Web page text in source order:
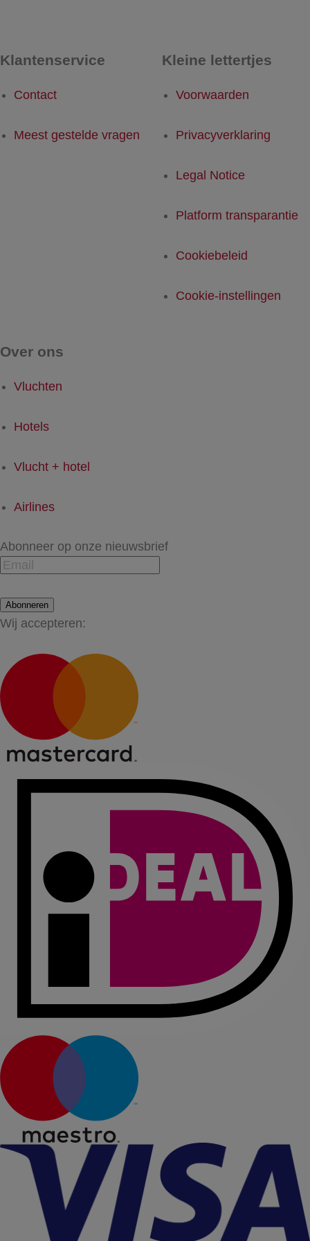
Klantenservice
Contact
Meest gestelde vragen
Kleine lettertjes
Voorwaarden
Privacyverklaring
Legal Notice
Platform transparantie
Cookiebeleid
Cookie-instellingen
Over ons
Vluchten
Hotels
Vlucht + hotel
Airlines
Abonneer op onze nieuwsbrief
Abonneren
Wij accepteren: